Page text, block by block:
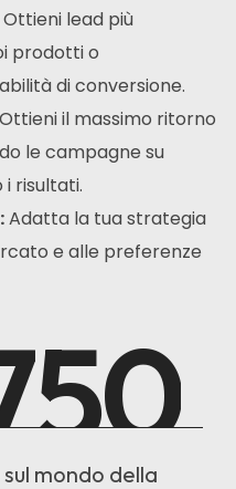
Ottieni lead più
prodotti o
di conversione.
Ottieni il massimo ritorno
le campagne su
risultati.
Adatta la tua strategia
e alle preferenze
mondo della